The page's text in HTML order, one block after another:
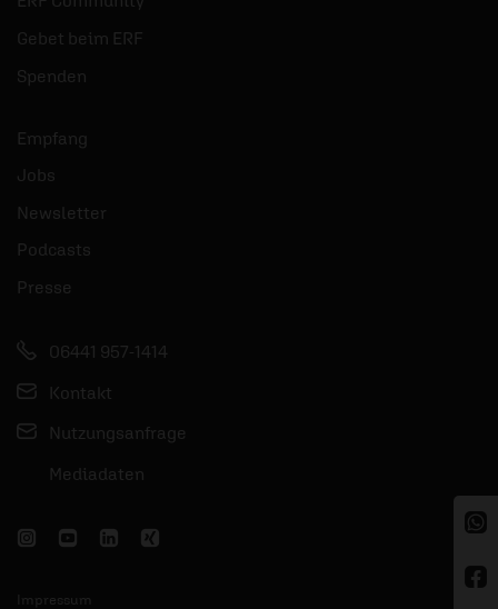
Gebet beim ERF
Spenden
Empfang
Jobs
Newsletter
Podcasts
Presse
06441 957-1414
Kontakt
Nutzungsanfrage
Mediadaten
Impressum